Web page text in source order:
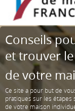
Conseils
et trouver
de votre
Ce site a pour but de
pratiques sur les étapes
de votre maison